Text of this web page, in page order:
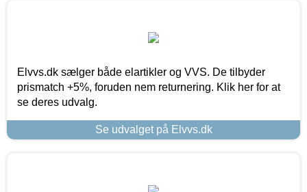
Elvvs.dk sælger både elartikler og VVS. De tilbyder
prismatch +5%, foruden nem returnering. Klik her for at
se deres udvalg.
Se udvalget på Elvvs.dk